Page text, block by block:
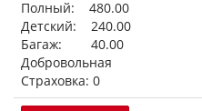
Полный: 480.00
Детский: 240.00
Багаж: 40.00
Добровольная
Страховка: 0